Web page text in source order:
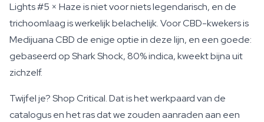
Lights #5 × Haze is niet voor niets legendarisch, en de
trichoomlaag is werkelijk belachelijk. Voor CBD-kwekers is
Medijuana CBD de enige optie in deze lijn, en een goede:
gebaseerd op Shark Shock, 80% indica, kweekt bijna uit
zichzelf.
Twijfel je? Shop Critical. Dat is het werkpaard van de
catalogus en het ras dat we zouden aanraden aan een